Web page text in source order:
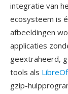
integratie van
ecosysteem is
afbeeldingen
applicaties
geextraheerd,
tools als
gzip-